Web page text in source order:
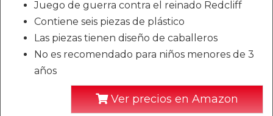
Juego de guerra contra el reinado Redcliff
Contiene seis piezas de plástico
Las piezas tienen diseño de caballeros
No es recomendado para niños menores de 3
años
Ver precios en Amazon